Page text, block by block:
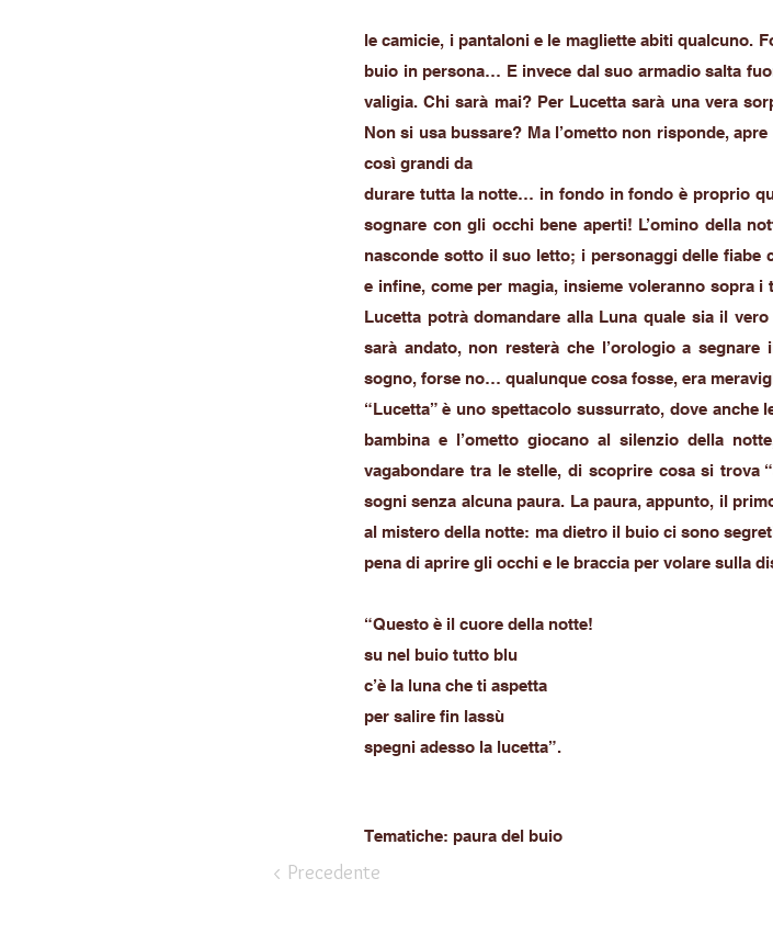
le camicie, i pantaloni e le magliette abiti qualcuno.
buio in persona… E invece dal suo armadio salta
valigia. Chi sarà mai? Per Lucetta sarà una vera
Non si usa bussare? Ma l’ometto non risponde,
così grandi da
durare tutta la notte… in fondo in fondo è proprio
sognare con gli occhi bene aperti! L’omino della
nasconde sotto il suo letto; i personaggi delle fiabe
e infine, come per magia, insieme voleranno sopra
Lucetta potrà domandare alla Luna quale sia il
sarà andato, non resterà che l’orologio a
sogno, forse no… qualunque cosa fosse, era
“Lucetta” è uno spettacolo sussurrato, dove
bambina e l’ometto giocano al silenzio della
vagabondare tra le stelle, di scoprire cosa si trova
sogni senza alcuna paura. La paura, appunto, il
al mistero della notte: ma dietro il buio ci sono
pena di aprire gli occhi e le braccia per volare sulla
“Questo è il cuore della notte!
su nel buio tutto blu
c’è la luna che ti aspetta
per salire fin lassù
spegni adesso la lucetta”.
Tematiche: paura del buio
< Precedente